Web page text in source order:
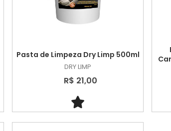
Pasta de Limpeza Dry Limp 500ml
DRY LIMP
R$ 21,00